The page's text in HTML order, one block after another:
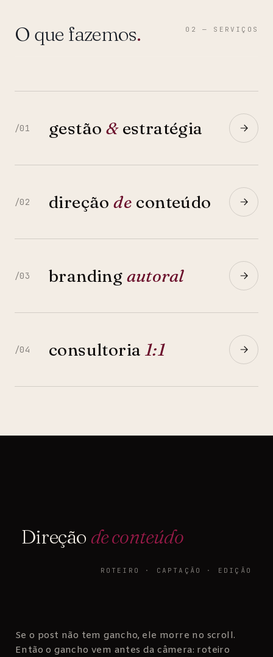
O que fazemos. 02 — SERVIÇOS
/01 gestão &estratégia
/02 direçãode conteúdo
/03 branding autoral
/04 consultoria 1:1
Direção de conteúdo
ROTEIRO · CAPTAÇÃO · EDIÇÃO
Se o post não tem gancho, ele morre no scroll.
Então o gancho vem antes da câmera: roteiro